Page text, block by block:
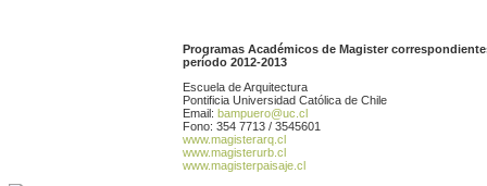
Programas Académicos de Magister
período 2012-2013
Escuela de Arquitectura
Pontificia Universidad Católica de Chile
Email: bampuero@uc.cl
Fono: 354 7713 / 3545601
www.magisterarq.cl
www.magisterurb.cl
www.magisterpaisaje.cl